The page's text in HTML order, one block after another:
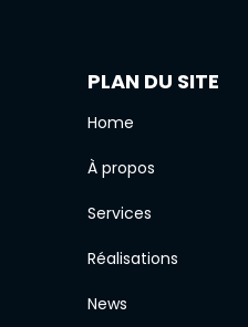
PLAN DU SITE
Home
À propos
Services
Réalisations
News